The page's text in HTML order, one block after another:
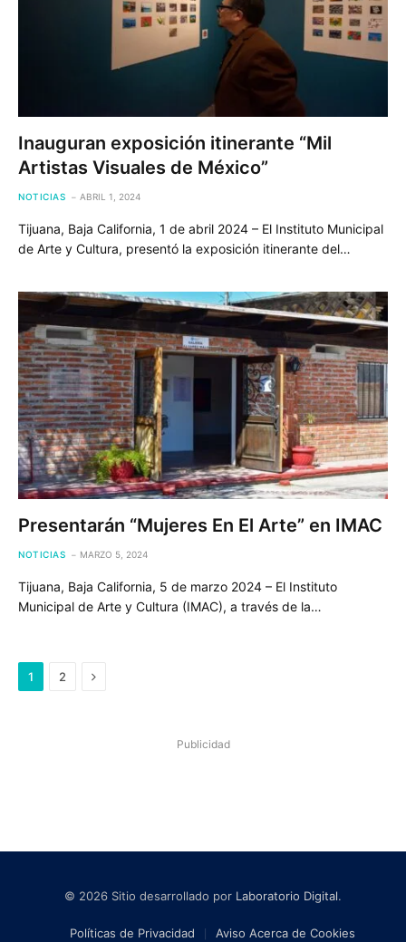
Inauguran exposición itinerante “Mil
Artistas Visuales de México”
NOTICIAS ABRIL 1, 2024
Tijuana, Baja California, 1 de abril 2024 – El Instituto Municipal
de Arte y Cultura, presentó la exposición itinerante del…
Presentarán “Mujeres En El Arte” en IMAC
NOTICIAS MARZO 5, 2024
Tijuana, Baja California, 5 de marzo 2024 – El Instituto
Municipal de Arte y Cultura (IMAC), a través de la…
1 2 Next
Publicidad
© 2026 Sitio desarrollado por Laboratorio Digital.
Políticas de Privacidad Aviso Acerca de Cookies